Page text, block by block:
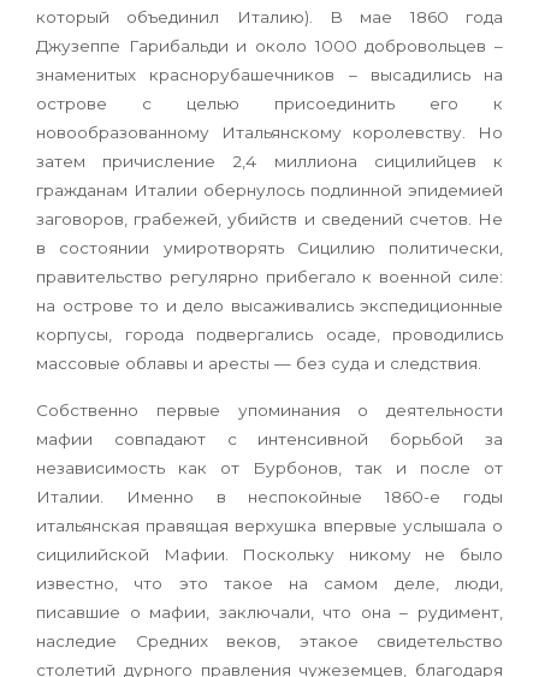
который объединил Италию). В мае 1860 года
Джузеппе Гарибальди и около 1000 добровольцев –
знаменитых краснорубашечников – высадились на
острове с целью присоединить его к
новообразованному Итальянскому королевству. Но
затем причисление 2,4 миллиона сицилийцев к
гражданам Италии обернулось подлинной эпидемией
заговоров, грабежей, убийств и сведений счетов. Не
в состоянии умиротворять Сицилию политически,
правительство регулярно прибегало к военной силе:
на острове то и дело высаживались экспедиционные
корпусы, города подвергались осаде, проводились
массовые облавы и аресты — без суда и следствия.
Собственно первые упоминания о деятельности
мафии совпадают с интенсивной борьбой за
независимость как от Бурбонов, так и после от
Италии. Именно в неспокойные 1860-е годы
итальянская правящая верхушка впервые услышала о
сицилийской Мафии. Поскольку никому не было
известно, что это такое на самом деле, люди,
писавшие о мафии, заключали, что она – рудимент,
наследие Средних веков, этакое свидетельство
столетий дурного правления чужеземцев, благодаря